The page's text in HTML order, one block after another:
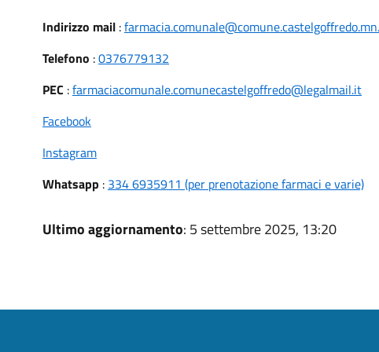
Indirizzo mail:
Telefono :0376779132
PEC :farmaciacomunale.comunecastelgoffredo@legalmail.it
Facebook
Instagram
Whatsapp : 334 6935911 (per prenotazione farmaci e varie)
Ultimo aggiornamento: 5 settembre 2025, 13:20